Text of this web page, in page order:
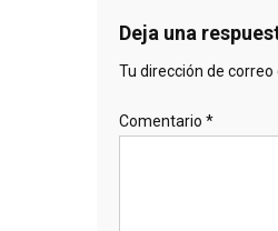
Deja una
Tu dirección de
Comentario *